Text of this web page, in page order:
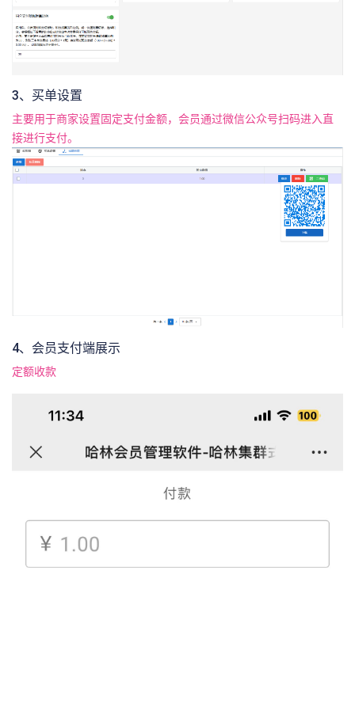
3、买单设置
主要用于商家设置固定支付金额，会员通过微信公众号扫码进入直
接进行支付。
4、会员支付端展示
定额收款